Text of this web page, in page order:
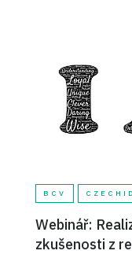
BCV
Webinář:
zkušenosti z